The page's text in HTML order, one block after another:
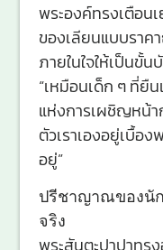
พระองค์ทรงเตือน
ของเลียนแบบราค
ภายในใจให้เป็นขั้
“เหมือนเด็ก ๆ ที่ยื
แห่งการเผชิญหน้า
ตัวเราเองอยู่เบื้อ
อยู่”
ปรีชาญาณของนั
จริง